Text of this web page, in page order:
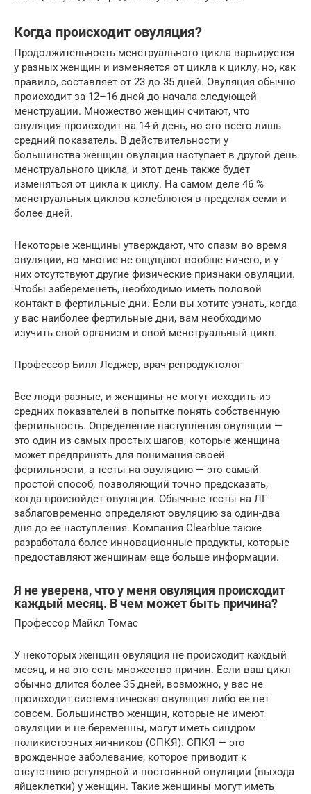
Когда происходит овуляция?
Продолжительность менструального цикла варьируется
у разных женщин и изменяется от цикла к циклу, но, как
правило, составляет от 23 до 35 дней. Овуляция обычно
происходит за 12–16 дней до начала следующей
менструации. Множество женщин считают, что
овуляция происходит на 14-й день, но это всего лишь
средний показатель. В действительности у
большинства женщин овуляция наступает в другой день
менструального цикла, и этот день также будет
изменяться от цикла к циклу. На самом деле 46 %
менструальных циклов колеблются в пределах семи и
более дней.
Некоторые женщины утверждают, что спазм во время
овуляции, но многие не ощущают вообще ничего, и у
них отсутствуют другие физические признаки овуляции.
Чтобы забеременеть, необходимо иметь половой
контакт в фертильные дни. Если вы хотите узнать, когда
у вас наиболее фертильные дни, вам необходимо
изучить свой организм и свой менструальный цикл.
Профессор Билл Леджер, врач-репродуктолог
Все люди разные, и женщины не могут исходить из
средних показателей в попытке понять собственную
фертильность. Определение наступления овуляции —
это один из самых простых шагов, которые женщина
может предпринять для понимания своей
фертильности, а тесты на овуляцию — это самый
простой способ, позволяющий точно предсказать,
когда произойдет овуляция. Обычные тесты на ЛГ
заблаговременно определяют овуляцию за один-два
дня до ее наступления. Компания Clearblue также
разработала более инновационные продукты, которые
предоставляют женщинам еще больше информации.
Я не уверена, что у меня овуляция происходит
каждый месяц. В чем может быть причина?
Профессор Майкл Томас
У некоторых женщин овуляция не происходит каждый
месяц, и на это есть множество причин. Если ваш цикл
обычно длится более 35 дней, возможно, у вас не
происходит систематическая овуляция либо ее нет
совсем. Большинство женщин, которые не имеют
овуляции и не беременны, могут иметь синдром
поликистозных яичников (СПКЯ). СПКЯ — это
врожденное заболевание, которое приводит к
отсутствию регулярной и постоянной овуляции (выхода
яйцеклетки) у женщин. Такие женщины могут иметь